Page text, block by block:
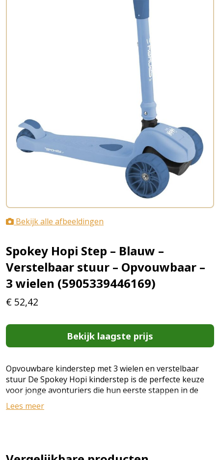
Bekijk alle afbeeldingen
Spokey Hopi Step – Blauw –
Verstelbaar stuur – Opvouwbaar –
3 wielen (5905339446169)
€ 52,42
Bekijk laagste prijs
Opvouwbare kinderstep met 3 wielen en verstelbaar
stuur De Spokey Hopi kinderstep is de perfecte keuze
voor jonge avonturiers die hun eerste stappen in de
wereld van sportieve activiteiten willen zetten. Met zijn
drie wielen biedt deze step een uitstekende stabiliteit,
en biedt een scala aan functies die het gebruik niet
Lees meer